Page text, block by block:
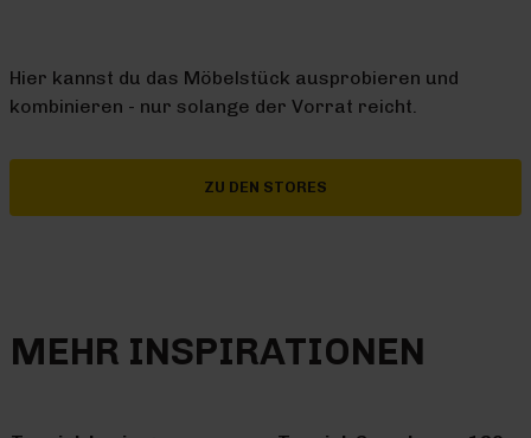
Hier kannst du das Möbelstück ausprobieren und
kombinieren - nur solange der Vorrat reicht.
ZU DEN STORES
MEHR INSPIRATIONEN